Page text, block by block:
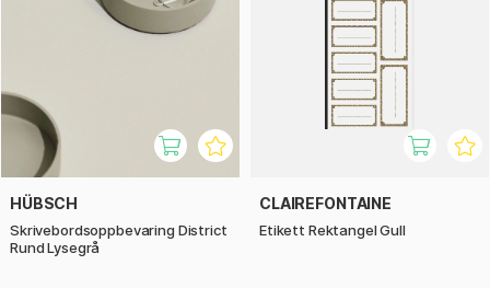
HÜBSCH
Skrivebordsoppbevaring District
Rund Lysegrå
CLAIREFONTAINE
Etikett Rektangel Gull